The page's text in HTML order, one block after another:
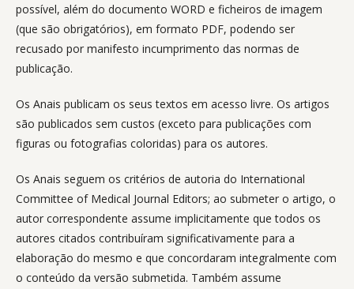
possível, além do documento WORD e ficheiros de imagem
(que são obrigatórios), em formato PDF, podendo ser
recusado por manifesto incumprimento das normas de
publicação.
Os Anais publicam os seus textos em acesso livre. Os artigos
são publicados sem custos (exceto para publicações com
figuras ou fotografias coloridas) para os autores.
Os Anais seguem os critérios de autoria do International
Committee of Medical Journal Editors; ao submeter o artigo, o
autor correspondente assume implicitamente que todos os
autores citados contribuíram significativamente para a
elaboração do mesmo e que concordaram integralmente com
o conteúdo da versão submetida. Também assume